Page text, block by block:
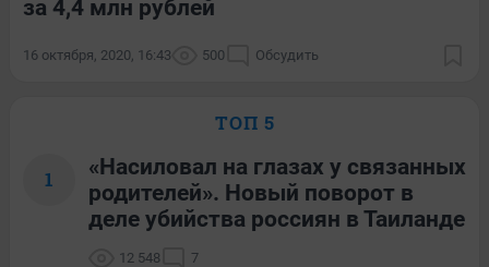
за 4,4 млн рублей
16 октября, 2020, 16:43 500 Обсудить
ТОП 5
1
«Насиловал на глазах у связанных
родителей». Новый поворот в
деле убийства россиян в Таиланде
12 548 7